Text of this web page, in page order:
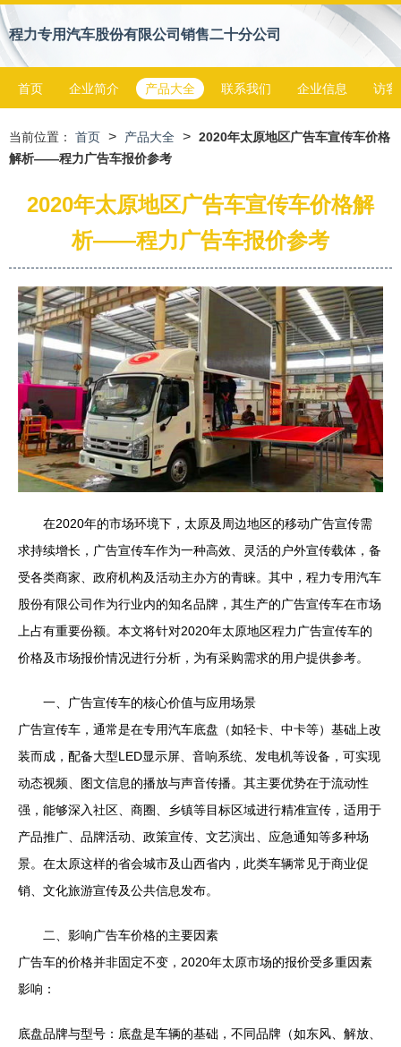
程力专用汽车股份有限公司销售二十分公司
首页 企业简介 产品大全 联系我们 企业信息 访客
当前位置： 首页 > 产品大全 > 2020年太原地区广告车宣传车价格
解析——程力广告车报价参考
2020年太原地区广告车宣传车价格解
析——程力广告车报价参考
在2020年的市场环境下，太原及周边地区的移动广告宣传需
求持续增长，广告宣传车作为一种高效、灵活的户外宣传载体，备
受各类商家、政府机构及活动主办方的青睐。其中，程力专用汽车
股份有限公司作为行业内的知名品牌，其生产的广告宣传车在市场
上占有重要份额。本文将针对2020年太原地区程力广告宣传车的
价格及市场报价情况进行分析，为有采购需求的用户提供参考。
一、广告宣传车的核心价值与应用场景
广告宣传车，通常是在专用汽车底盘（如轻卡、中卡等）基础上改
装而成，配备大型LED显示屏、音响系统、发电机等设备，可实现
动态视频、图文信息的播放与声音传播。其主要优势在于流动性
强，能够深入社区、商圈、乡镇等目标区域进行精准宣传，适用于
产品推广、品牌活动、政策宣传、文艺演出、应急通知等多种场
景。在太原这样的省会城市及山西省内，此类车辆常见于商业促
销、文化旅游宣传及公共信息发布。
二、影响广告车价格的主要因素
广告车的价格并非固定不变，2020年太原市场的报价受多重因素
影响：
底盘品牌与型号：底盘是车辆的基础，不同品牌（如东风、解放、